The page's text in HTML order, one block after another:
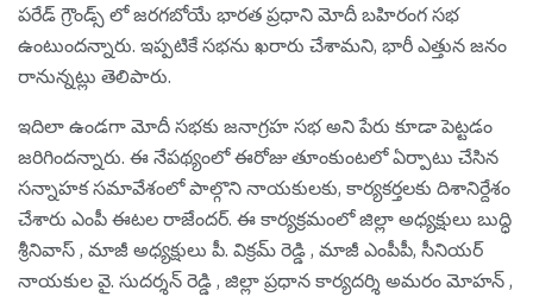
పరేడ్ గ్రౌండ్స్ లో జరగబోయే భారత ప్రధాని మోదీ బ‌హిరంగ స‌భ
ఉంటుంద‌న్నారు. ఇప్ప‌టికే స‌భ‌ను ఖ‌రారు చేశామ‌ని, భారీ ఎత్తున జ‌నం
రానున్న‌ట్లు తెలిపారు.
ఇదిలా ఉండ‌గా మోదీ స‌భ‌కు జనాగ్రహ సభ అని పేరు కూడా పెట్ట‌డం
జ‌రిగింద‌న్నారు. ఈ నేపథ్యంలో ఈరోజు తూంకుంటలో ఏర్పాటు చేసిన
సన్నాహక సమావేశంలో పాల్గొని నాయకులకు, కార్యకర్తలకు దిశానిర్దేశం
చేశారు ఎంపీ ఈట‌ల రాజేంద‌ర్. ఈ కార్యక్రమంలో జిల్లా అధ్యక్షులు బుద్ధి
శ్రీనివాస్ , మాజీ అధ్యక్షులు పీ. విక్రమ్ రెడ్డి , మాజీ ఎంపీపీ, సీనియర్
నాయకుల వై. సుదర్శన్ రెడ్డి , జిల్లా ప్రధాన కార్యదర్శి అమరం మోహన్ ,